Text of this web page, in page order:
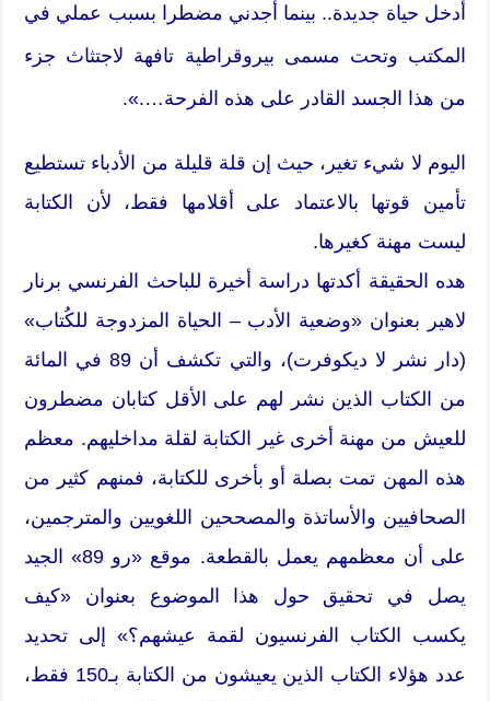
أدخل حياة جديدة.. بينما أجدني مضطرا بسبب عملي في
المكتب وتحت مسمى بيروقراطية تافهة لاجتثاث جزء
من هذا الجسد القادر على هذه الفرحة….».
اليوم لا شيء تغير، حيث إن قلة قليلة من الأدباء تستطيع
تأمين قوتها بالاعتماد على أقلامها فقط، لأن الكتابة
ليست مهنة كغيرها.
هده الحقيقة أكدتها دراسة أخيرة للباحث الفرنسي برنار
لاهير بعنوان «وضعية الأدب – الحياة المزدوجة للكُتاب»
(دار نشر لا ديكوفرت)، والتي تكشف أن 89 في المائة
من الكتاب الذين نشر لهم على الأقل كتابان مضطرون
للعيش من مهنة أخرى غير الكتابة لقلة مداخليهم. معظم
هذه المهن تمت بصلة أو بأخرى للكتابة، فمنهم كثير من
الصحافيين والأساتذة والمصححين اللغويين والمترجمين،
على أن معظمهم يعمل بالقطعة. موقع «رو 89» الجيد
يصل في تحقيق حول هذا الموضوع بعنوان «كيف
يكسب الكتاب الفرنسيون لقمة عيشهم؟» إلى تحديد
عدد هؤلاء الكتاب الذين يعيشون من الكتابة بـ150 فقط،